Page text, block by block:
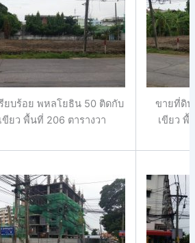
ยบร้อย พหลโยธิน 50 ติดกับ
ขียว พื้นที่ 206 ตารางวา
ขายที่ดิน
เขียว พื้